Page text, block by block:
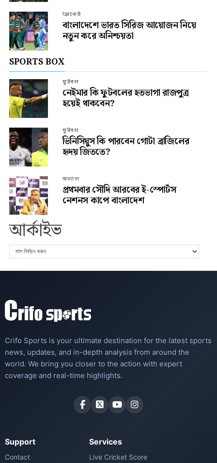
ক্রিকেট
বাংলাদেশে ভারত সিরিজ আয়োজন নিয়ে
নতুন করে অনিশ্চয়তা
SPORTS BOX
ফুটবল
নেইমার কি ফুটবলের হতভাগা রাজপুত্র
হয়েই থাকবেন?
ফুটবল
ভিনিসিয়ুস কি পারবেন গোটা ব্রাজিলের
হৃদয় জিততে?
অন্যান্য
প্রথমবার সৌদি আরবের ই-স্পোর্টস
নেশনস কাপে বাংলাদেশ
আর্কাইভ
Crifo Sports is your ultimate destination for the latest sports
news, updates, and in-depth analysis from around the
world. We bring you closer to the action with expert
coverage and real-time highlights.
Support
Contact
Services
Live Cricket Score